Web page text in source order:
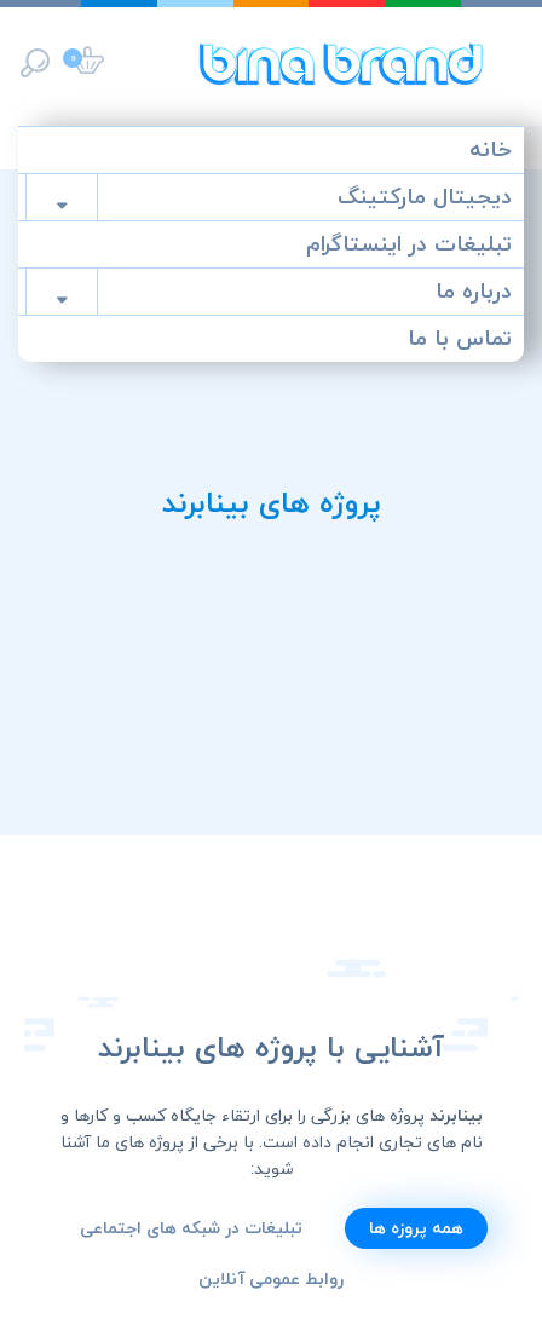
پرش
خانه
دیجیتال مارکتینگ

تبلیغات در اینستاگرام
درباره ما

تماس با ما
0
پروژه های بینابرند
آشنایی با پروژه های بینابرند
بینابرند پروژه های بزرگی را برای ارتقاء جایگاه کسب و کارها و
نام های تجاری انجام داده است. با برخی از پروژه های ما آشنا
شوید:
همه پروزه ها
تبلیغات در شبکه های اجتماعی
روابط عمومی آنلاین